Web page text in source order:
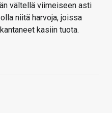
vältellä viimeiseen asti
niitä harvoja, joissa
kasiin tuota.